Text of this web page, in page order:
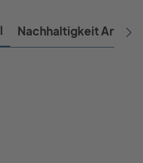
Nachhaltigkeit Artikel